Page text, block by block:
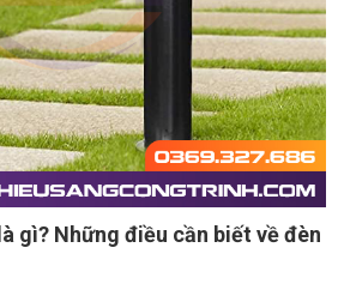
gì? Những điều cần biết về đèn